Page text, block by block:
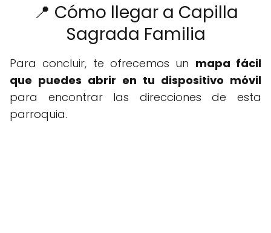
📍 Cómo llegar a Capilla
Sagrada Familia
Para concluir, te ofrecemos un mapa fácil
que puedes abrir en tu dispositivo móvil
para encontrar las direcciones de esta
parroquia.